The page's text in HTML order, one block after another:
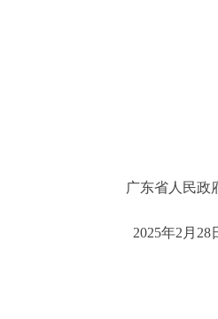
广东省人民政
2025年2月28